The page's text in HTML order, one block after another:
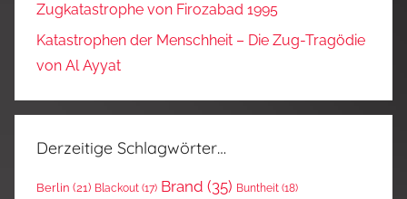
Zugkatastrophe von Firozabad 1995
Katastrophen der Menschheit – Die Zug-Tragödie
von Al Ayyat
Derzeitige Schlagwörter…
Berlin (21) Blackout (17) Brand (35) Buntheit (18)